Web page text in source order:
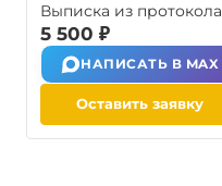
Выписка из протокола
5 500 ₽
НАПИСАТЬ В MAX
Оставить заявку